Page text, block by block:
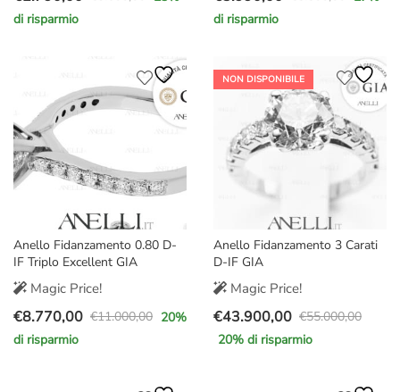
Il
prezzo
€3.600,00.
Il
prezzo
€2.790,00.
di risparmio
Il
prezzo
era:
€5.500,00.
Il
prezzo
è:
€3.990,00.
di risparmio
Anello Fidanzamento 0.80 D-
IF Triplo Excellent GIA
Magic Price!
€11.000,00
Il
prezzo
€8.770,00
Il
prezzo
20%
di risparmio
NON DISPONIBILE
Anello Fidanzamento 3 Carati
D-IF GIA
Magic Price!
€55.000,00
Il
prezzo
€43.900,00
Il
prezzo
20% di risparmio